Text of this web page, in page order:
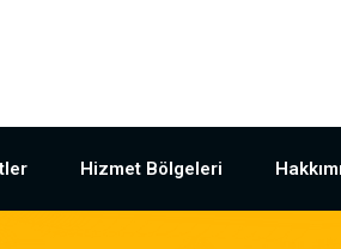
Hizmet Bölgeleri